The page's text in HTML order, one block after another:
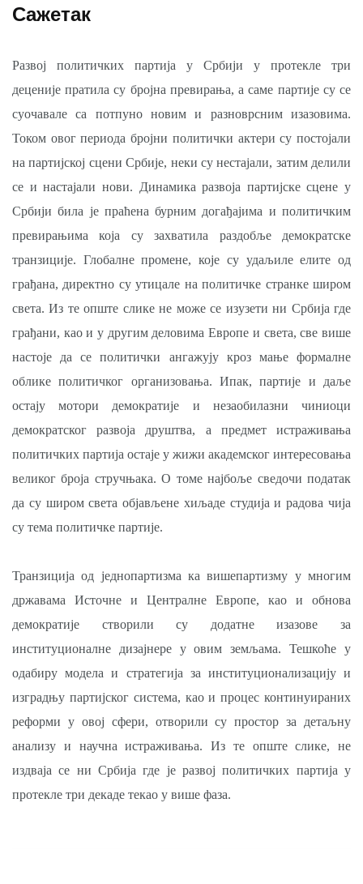
Сажетак
Развој политичких партија у Србији у протекле три
деценије пратила су бројна превирања, а саме партије су се
суочавале са потпуно новим и разноврсним изазовима.
Током овог периода бројни политички актери су постојали
на партијској сцени Србије, неки су нестајали, затим делили
се и настајали нови. Динамика развоја партијске сцене у
Србији била је праћена бурним догађајима и политичким
превирањима која су захватила раздобље демократске
транзиције. Глобалне промене, које су удаљиле елите од
грађана, директно су утицале на политичке странке широм
света. Из те опште слике не може се изузети ни Србија где
грађани, као и у другим деловима Европе и света, све више
настоје да се политички ангажују кроз мање формалне
облике политичког организовања. Ипак, партије и даље
остају мотори демократије и незаобилазни чиниоци
демократског развоја друштва, а предмет истраживања
политичких партија остаје у жижи академског интересовања
великог броја стручњака. О томе најбоље сведочи податак
да су широм света објављене хиљаде студија и радова чија
су тема политичке партије.
Транзиција од једнопартизма ка вишепартизму у многим
државама Источне и Централне Европе, као и обнова
демократије створили су додатне изазове за
институционалне дизајнере у овим земљама. Тешкоће у
одабиру модела и стратегија за институционализацију и
изградњу партијског система, као и процес континуираних
реформи у овој сфери, отворили су простор за детаљну
анализу и научна истраживања. Из те опште слике, не
издваја се ни Србија где је развој политичких партија у
протекле три декаде текао у више фаза.